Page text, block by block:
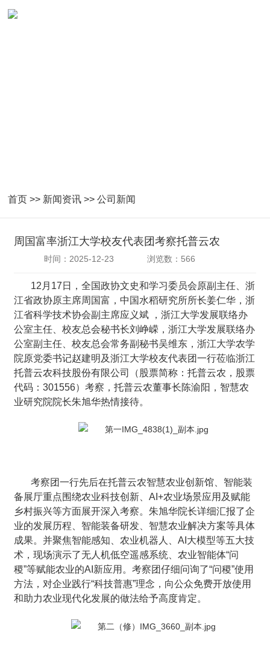
首页 >> 新闻资讯 >>公司新闻
周国富率浙江大学校友代表团考察托普云农
时间：2025-12-23 浏览数：566
12月17日，全国政协文史和学习委员会原副主任、浙
江省政协原主席周国富，中国水稻研究所所长姜仁华，浙
江省科学技术协会副主席应义斌 ，浙江大学发展联络办
公室主任、校友总会秘书长刘峥嵘，浙江大学发展联络办
公室副主任、校友总会常务副秘书吴维东，浙江大学农学
院原党委书记赵建明及浙江大学校友代表团一行莅临浙江
托普云农科技股份有限公司（股票简称：托普云农，股票
代码：301556）考察，托普云农董事长陈渝阳，智慧农
业研究院院长朱旭华热情接待。
考察团一行先后在托普云农智慧农业创新馆、智能装
备展厅重点围绕农业科技创新、AI+农业场景应用及赋能
乡村振兴等方面展开深入考察。朱旭华院长详细汇报了企
业的发展历程、智能装备研发、智慧农业解决方案等具体
成果。并聚焦智能感知、农业机器人、AI大模型等五大技
术，现场演示了无人机低空遥感系统、农业智能体“问
稷”等赋能农业的AI新应用。考察团仔细问询了“问稷”使用
方法，对企业践行“科技普惠”理念，向公众免费开放使用
和助力农业现代化发展的做法给予高度肯定。